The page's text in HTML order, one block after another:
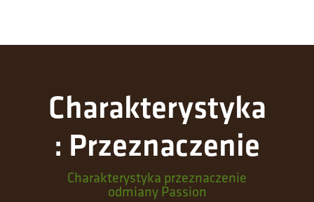
Charakterystyka
: Przeznaczenie
Charakterystyka przeznaczenie
odmiany Passion